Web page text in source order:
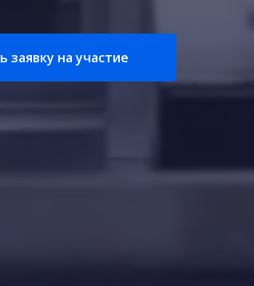
заявку на участие